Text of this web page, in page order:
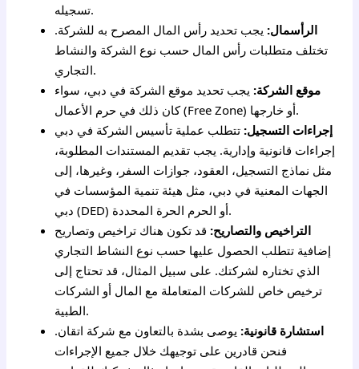
تسجيله.
الرأسمال: يجب تحديد رأس المال المصرح به للشركة.
تختلف متطلبات رأس المال حسب نوع الشركة والنشاط
التجاري.
موقع الشركة: يجب تحديد موقع الشركة في دبي، سواء
كان ذلك في حرم الأعمال (Free Zone) أو خارجها.
إجراءات التسجيل: تتطلب عملية تأسيس الشركة في دبي
إجراءات قانونية وإدارية. يجب تقديم المستندات المطلوبة،
مثل نماذج التسجيل، العقود، جوازات السفر، وغيرها، إلى
الجهات المعنية في دبي، مثل هيئة تنمية المؤسسات في
دبي (DED) أو الحرم الحرة المحددة.
التراخيص والتصاريح: قد تكون هناك تراخيص وتصاريح
إضافية تتطلب الحصول عليها حسب نوع النشاط التجاري
الذي تختاره لشركتك. على سبيل المثال، قد تحتاج إلى
ترخيص خاص للشركات المتعاملة مع المال أو الشركات
الطبية.
استشارة قانونية: يوصى بشدة بالتعاون مع شركة اتقان.
فنحن قادرين على توجيهك خلال جميع الإجراءات